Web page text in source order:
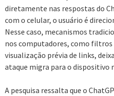
diretamente nas respostas do
com o celular, o usuário é
Nesse caso, mecanismos
nos computadores, como filtros
visualização prévia de links,
ataque migra para o dispositivo
A pesquisa ressalta que o